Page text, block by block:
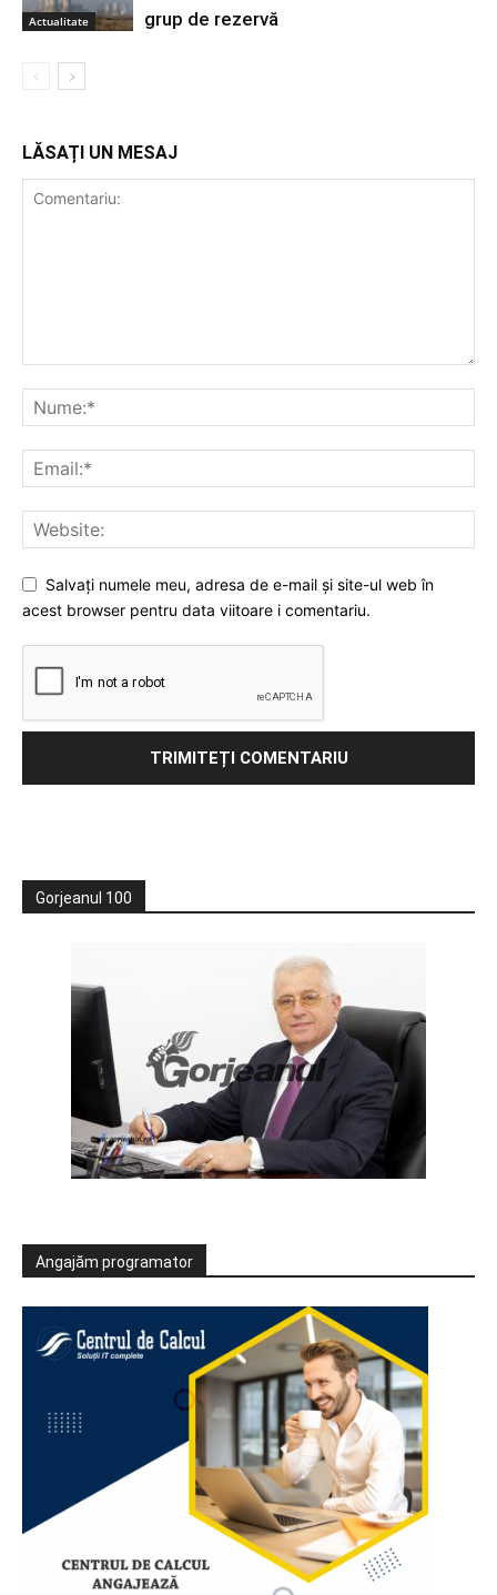
Actualitate
grup de rezervă
LĂSAȚI UN MESAJ
Salvați numele meu, adresa de e-mail și site-ul web în
acest browser pentru data viitoare i comentariu.
Gorjeanul 100
Angajăm programator